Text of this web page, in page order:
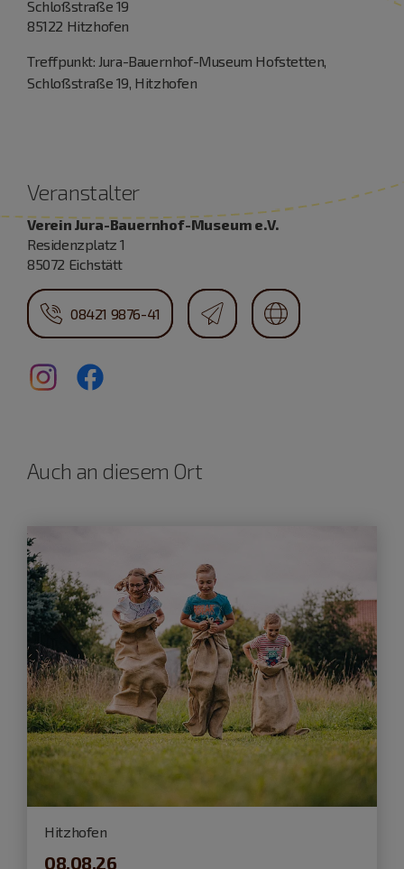
Schloßstraße 19
85122 Hitzhofen
Treffpunkt: Jura-Bauernhof-Museum Hofstetten,
Schloßstraße 19, Hitzhofen
Veranstalter
Verein Jura-Bauernhof-Museum e.V.
Residenzplatz 1
85072 Eichstätt
08421 9876-41
Auch an diesem Ort
Hitzhofen
08.08.26